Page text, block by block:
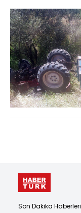
Son Dakika Haberleri